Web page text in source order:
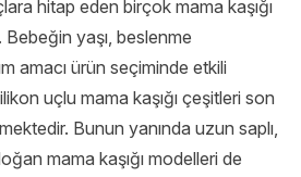
hitap eden birçok mama kaşığı
Bebeğin yaşı, beslenme
amacı ürün seçiminde etkili
uçlu mama kaşığı çeşitleri son
Bunun yanında uzun saplı,
mama kaşığı modelleri de